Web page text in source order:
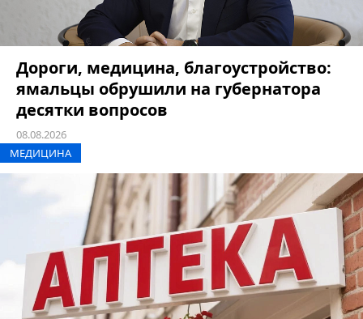
Дороги, медицина, благоустройство:
ямальцы обрушили на губернатора
десятки вопросов
08.08.2026
МЕДИЦИНА